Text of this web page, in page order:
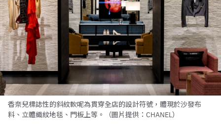
香奈兒標誌性的斜紋軟呢為貫穿全店的設計符號，體現於沙發布
料、立體織紋地毯、門板上等。（圖片提供：CHANEL）